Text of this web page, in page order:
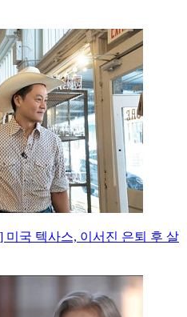
미국 텍사스, 이서진 은퇴 후 살